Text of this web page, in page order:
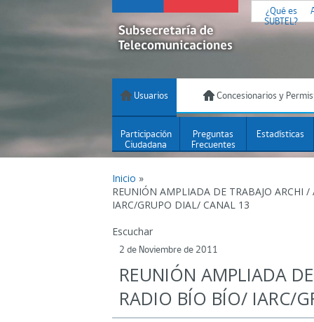
¿Qué es
SUBTEL?
Usuarios Concesionarios y
Participación
Ciudadana
Preguntas
Frecuentes
Estadísticas
Inicio »
REUNIÓN AMPLIADA DE TRABAJO ARCHI
IARC/GRUPO DIAL/ CANAL 13
Escuchar
2 de Noviembre de 2011
REUNIÓN AMPLIADA
RADIO BÍO BÍO/ IARC/